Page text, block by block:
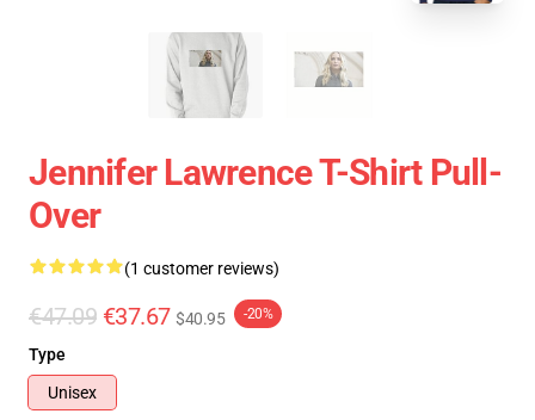
Jennifer Lawrence T-Shirt Pull-
Over
(1 customer reviews)
€47.09 €37.67 $40.95 -20%
Type
Unisex